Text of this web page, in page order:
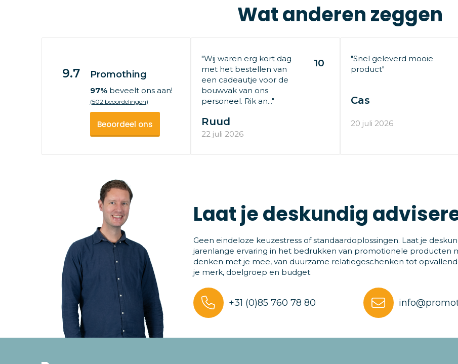
Wat anderen zeggen
9.7 Promothing
97%beveelt ons aan!
(502 beoordelingen)
Beoordeel ons
"Wij waren erg kort dag
met het bestellen van
een cadeautje voor de
bouwvak van ons
personeel. Rik an..."
10
Ruud
22 juli 2026
"Snel geleverd mooie
product"
Cas
20 juli 2026
Laat je deskundig
Geen eindeloze keuzestress of standaardoplossingen. Laat je
jarenlange ervaring in het bedrukken van promotionele producten
denken met je mee, van duurzame relatiegeschenken tot
je merk, doelgroep en budget.
+31 (0)85 760 78 80